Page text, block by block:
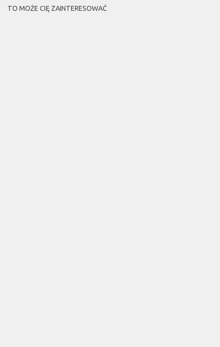
TO MOŻE CIĘ ZAINTERESOWAĆ